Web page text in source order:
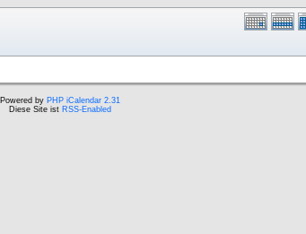
Powered by PHP iCalendar 2.31
Diese Site ist RSS-Enabled